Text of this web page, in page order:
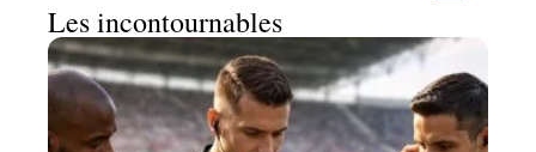
Les incontournables